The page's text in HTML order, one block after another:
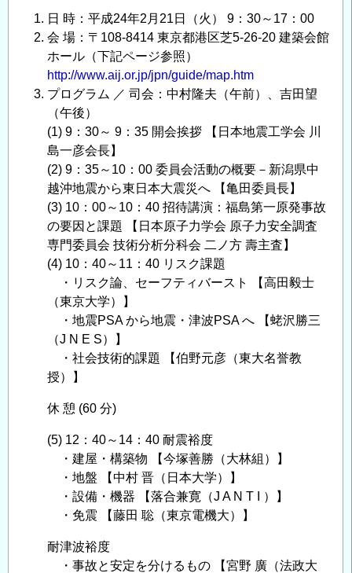
同
日 時：平成24年2月21日（火） 9：30～17：00
会 場：〒108-8414 東京都港区芝5-26-20 建築会館
ホール（下記ページ参照）
http://www.aij.or.jp/jpn/guide/map.htm
プログラム ／ 司会：中村隆夫（午前）、吉田望
（午後）
(1) 9：30～ 9：35 開会挨拶 【日本地震工学会 川
島一彦会長】
(2) 9：35～10：00 委員会活動の概要－新潟県中
越沖地震から東日本大震災へ 【亀田委員長】
(3) 10：00～10：40 招待講演：福島第一原発事故
の要因と課題 【日本原子力学会 原子力安全調査
専門委員会 技術分析分科会 二ノ方 壽主査】
(4) 10：40～11：40 リスク課題
・リスク論、セーフティバースト 【高田毅士
（東京大学）】
・地震PSA から地震・津波PSA へ 【蛯沢勝三
（J N E S）】
・社会技術的課題 【伯野元彦（東大名誉教
授）】
休 憩 (60 分)
(5) 12：40～14：40 耐震裕度
・建屋・構築物 【今塚善勝（大林組）】
・地盤 【中村 晋（日本大学）】
・設備・機器 【落合兼寛（J A N T I ）】
・免震 【藤田 聡（東京電機大）】
耐津波裕度
・事故と安定を分けるもの 【宮野 廣（法政大